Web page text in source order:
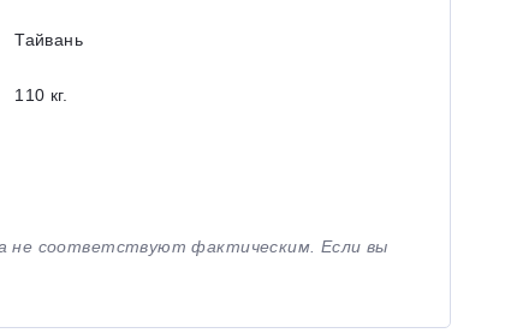
Тайвань
110 кг.
не соответствуют фактическим. Если вы